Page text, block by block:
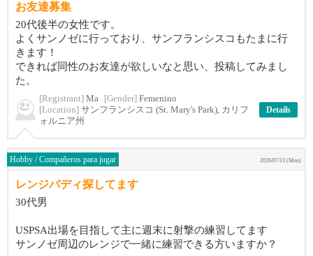
お友達募集
20代後半の女性です。
よくサンノゼに行っており、サンフランシスコもたまに行
きます！
できれば同性のお友達が欲しいなと思い、投稿してみまし
た。
[Registrant] Ma [Gender] Femenino
[Location] サンフランシスコ (St. Mary's Park), カリフ
ォルニア州
Details
Hobby / Compañeros para jugar 2026/07/13 (Mon)
レンジバディ探してます
30代男
USPSA出場を目指して主に週末に射撃の練習してます
サンノゼ周辺のレンジで一緒に練習できる方いますか？